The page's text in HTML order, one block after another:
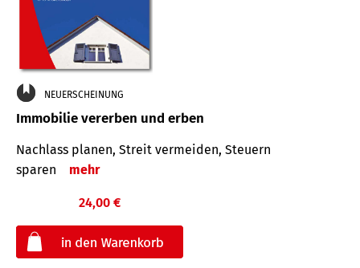
NEUERSCHEINUNG
Immobilie vererben und erben
Nachlass planen, Streit vermeiden, Steuern
sparen
mehr
24,00 €